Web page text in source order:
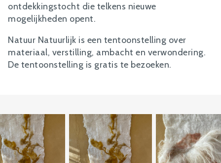
ontdekkingstocht die telkens nieuwe
mogelijkheden opent.
Natuur Natuurlijk is een tentoonstelling over
materiaal, verstilling, ambacht en verwondering.
De tentoonstelling is gratis te bezoeken.